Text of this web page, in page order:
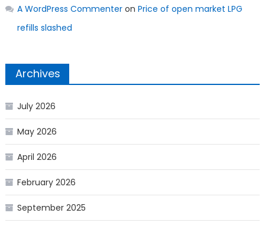
A WordPress Commenteron Price of open market LPG
refills slashed
Archives
July 2026
May 2026
April 2026
February 2026
September 2025